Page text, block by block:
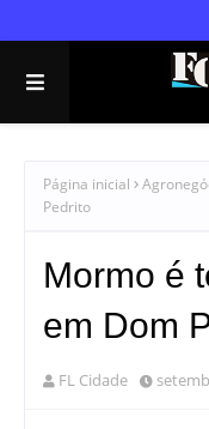
Página inicial
Pedrito
Mormo é
em Dom
FL Cidade